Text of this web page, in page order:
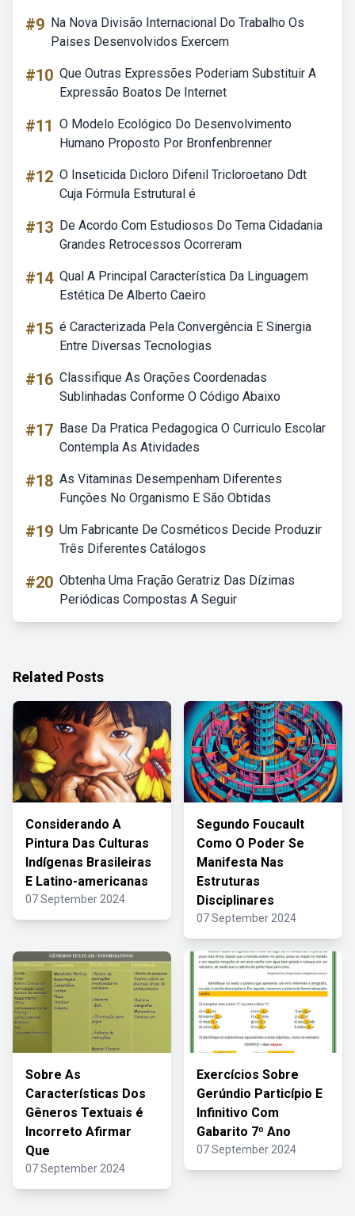
#9 Na Nova Divisão Internacional Do Trabalho Os
Paises Desenvolvidos Exercem
#10 Que Outras Expressões Poderiam Substituir A
Expressão Boatos De Internet
#11 O Modelo Ecológico Do Desenvolvimento
Humano Proposto Por Bronfenbrenner
#12 O Inseticida Dicloro Difenil Tricloroetano Ddt
Cuja Fórmula Estrutural é
#13 De Acordo Com Estudiosos Do Tema Cidadania
Grandes Retrocessos Ocorreram
#14 Qual A Principal Característica Da Linguagem
Estética De Alberto Caeiro
#15 é Caracterizada Pela Convergência E Sinergia
Entre Diversas Tecnologias
#16 Classifique As Orações Coordenadas
Sublinhadas Conforme O Código Abaixo
#17 Base Da Pratica Pedagogica O Curriculo Escolar
Contempla As Atividades
#18 As Vitaminas Desempenham Diferentes
Funções No Organismo E São Obtidas
#19 Um Fabricante De Cosméticos Decide Produzir
Três Diferentes Catálogos
#20 Obtenha Uma Fração Geratriz Das Dízimas
Periódicas Compostas A Seguir
Related Posts
Considerando A
Pintura Das Culturas
Indígenas Brasileiras
E Latino-americanas
07 September 2024
Segundo Foucault
Como O Poder Se
Manifesta Nas
Estruturas
Disciplinares
07 September 2024
Sobre As
Características Dos
Gêneros Textuais é
Incorreto Afirmar
Que
07 September 2024
Exercícios Sobre
Gerúndio Particípio E
Infinitivo Com
Gabarito 7º Ano
07 September 2024